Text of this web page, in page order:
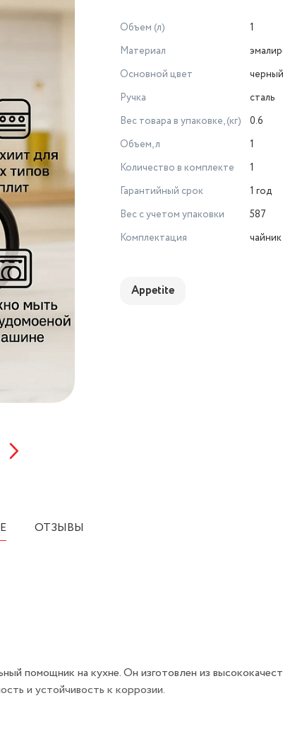
Объем (л)
1
Материал
Основной цвет
черный
Ручка
сталь
Вес товара в упаковке, (кг)
0.6
Объем, л
1
Количество в комплекте
1
Гарантийный срок
1 год
Вес с учетом упаковки
587
Комплектация
чайник
Appetite
ОТЗЫВЫ
помощник на кухне. Он изготовлен из
и устойчивость к коррозии.